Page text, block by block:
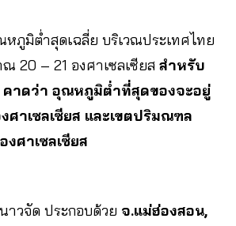
ภูมิต่ำสุดเฉลี่ย บริเวณประเทศไทย
20 – 21 องศาเซลเซียส สำหรับ
คาดว่า อุณหภูมิต่ำที่สุดของจะอยู่
ศาเซลเซียส และเขตปริมณฑล
ศาเซลเซียส
าวจัด ประกอบด้วย จ.แม่ฮ่องสอน,